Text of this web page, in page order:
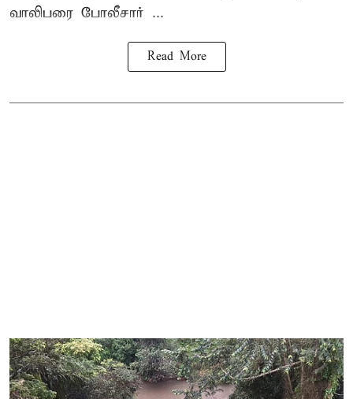
வாலிபரை போலீசார் ...
Read More